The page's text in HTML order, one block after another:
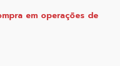
em operações de